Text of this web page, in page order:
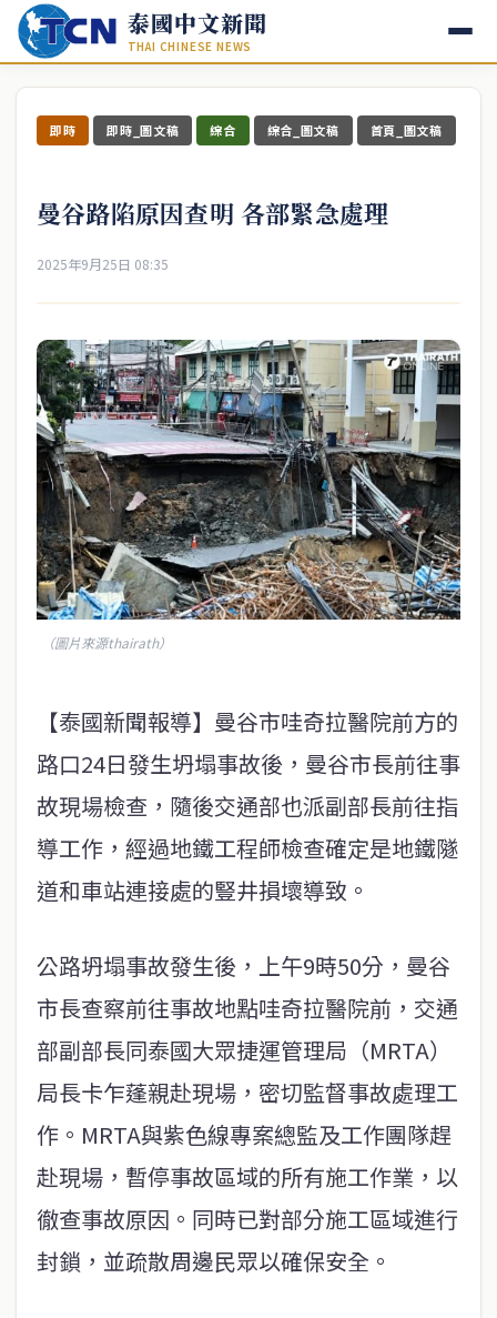
泰國中文新聞
THAI CHINESE NEWS
即時 即時_圖文稿 綜合 綜合_圖文稿 首頁_圖文稿
曼谷路陷原因查明 各部緊急處理
2025年9月25日 08:35
（圖片來源thairath）
【泰國新聞報導】曼谷市哇奇拉醫院前方的
路口24日發生坍塌事故後，曼谷市長前往事
故現場檢查，隨後交通部也派副部長前往指
導工作，經過地鐵工程師檢查確定是地鐵隧
道和車站連接處的豎井損壞導致。
公路坍塌事故發生後，上午9時50分，曼谷
市長查察前往事故地點哇奇拉醫院前，交通
部副部長同泰國大眾捷運管理局（MRTA）
局長卡乍蓬親赴現場，密切監督事故處理工
作。MRTA與紫色線專案總監及工作團隊趕
赴現場，暫停事故區域的所有施工作業，以
徹查事故原因。同時已對部分施工區域進行
封鎖，並疏散周邊民眾以確保安全。